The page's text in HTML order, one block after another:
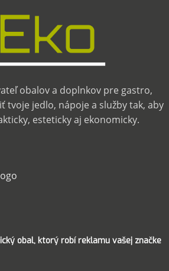
obalov a doplnkov pre gastro,
tvoje jedlo, nápoje a služby tak, aby
esteticky aj ekonomicky.
obal, ktorý robí reklamu vašej značke